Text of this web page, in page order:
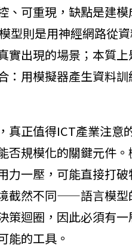
、可重現，缺點是建
型則是用神經網路從
實出現的場景；本質
：用模擬器產生資料
真正值得ICT產業注意
否規模化的關鍵元件
力一壓，可能直接打
截然不同——語言模型
策迴圈，因此必須有
能的工具。